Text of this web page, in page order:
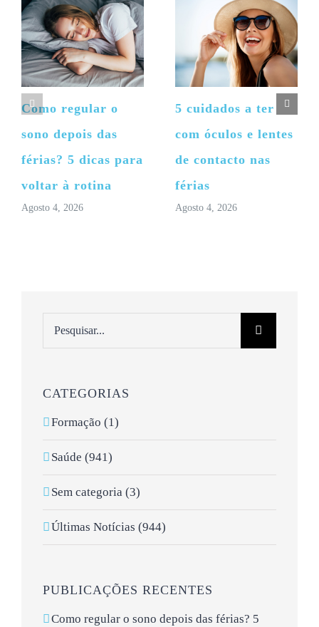
Como regular o
sono depois das
férias? 5 dicas para
voltar à rotina
Agosto 4, 2026
5 cuidados a ter
com óculos e lentes
de contacto nas
férias
Agosto 4, 2026
CATEGORIAS
Formação (1)
Saúde (941)
Sem categoria (3)
Últimas Notícias (944)
PUBLICAÇÕES RECENTES
Como regular o sono depois das férias? 5